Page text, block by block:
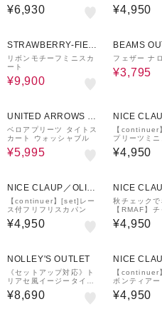
¥6,930 ¥4,950
STRAWBERRY-FIEL
DS
リボンモチーフミニスカ
ート
¥9,900
BEAMS
フェザー ナ
¥3,795
UNITED ARROWS O
UTLET
ベロアプリーツ タイトス
カート ウォッシャブル
¥5,995
NICE
E des OLIVE
【continuer
プリーツミニ
¥4,950
NICE CLAUP／OLIV
E des OLIVE
【continuer】[set]レー
ス付フリフリスカパン
¥4,950
NICE
E des
秋チェックで
【RMAF】チ
リーツミニス
¥4,950
NOLLEY'S OUTLET
《セットアップ対応》ト
リアセ風イージータイト
スカート
¥8,690
NICE
E des OLIVE
【continuer
ボンティアー
ート
¥4,950